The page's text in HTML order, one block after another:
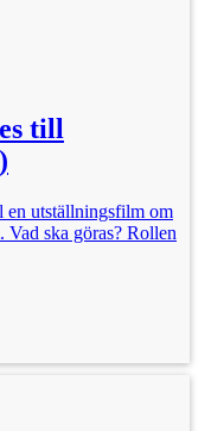
till
utställningsfilm om
Vad ska göras? Rollen